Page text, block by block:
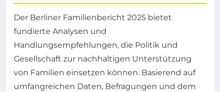
Der Berliner Familienbericht 2025 bietet
fundierte Analysen und
Handlungsempfehlungen, die Politik und
Gesellschaft zur nachhaltigen Unterstützung
von Familien einsetzen können. Basierend auf
umfangreichen Daten, Befragungen und dem